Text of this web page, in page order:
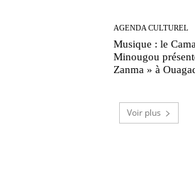
AGENDA CULTUREL
Musique : le
Minougou
Zanma » à
Voir plus